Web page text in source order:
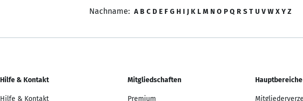
Nachname: A B C D E F G H I J K L M N O P Q R S T U V W X Y Z
Hilfe & Kontakt
Hilfe & Kontakt
Mitgliedschaften
Premium
Hauptbereiche